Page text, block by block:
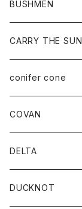
BUSHMEN
CARRY THE SUN
conifer cone
COVAN
DELTA
DUCKNOT